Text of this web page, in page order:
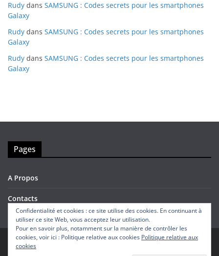
Rudy dans SAMSUNG : Codes secrets pour les smartphones
Galaxy
Rudy dans SAMSUNG : Codes secrets pour les smartphones
Galaxy
Rudy dans SAMSUNG : Codes secrets pour les smartphones
Galaxy
Pages
A Propos
Contacts
Confidentialité et cookies : ce site utilise des cookies. En continuant à
utiliser ce site Web, vous acceptez leur utilisation.
Pour en savoir plus, notamment sur la manière de contrôler les
cookies, voir ici : Politique relative aux cookies Politique relative aux
cookies